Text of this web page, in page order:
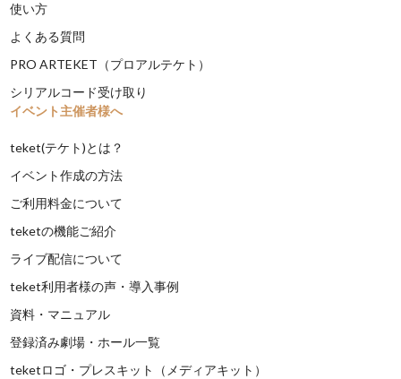
使い方
よくある質問
PRO ARTEKET（プロアルテケト）
シリアルコード受け取り
イベント主催者様へ
teket(テケト)とは？
イベント作成の方法
ご利用料金について
teketの機能ご紹介
ライブ配信について
teket利用者様の声・導入事例
資料・マニュアル
登録済み劇場・ホール一覧
teketロゴ・プレスキット（メディアキット）